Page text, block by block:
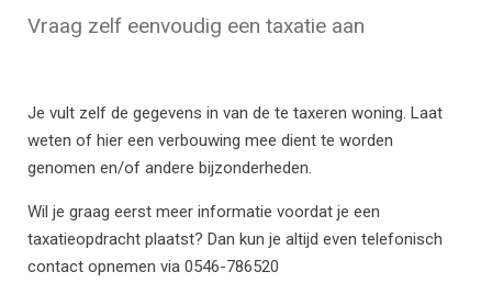
Vraag zelf eenvoudig een taxatie aan
Je vult zelf de gegevens in van de te taxeren woning. Laat
weten of hier een verbouwing mee dient te worden
genomen en/of andere bijzonderheden.
Wil je graag eerst meer informatie voordat je een
taxatieopdracht plaatst? Dan kun je altijd even telefonisch
contact opnemen via 0546-786520